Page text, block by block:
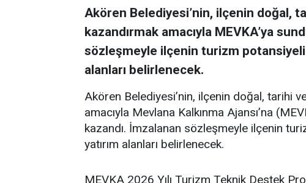
Akören Belediyesi’nin, ilçenin doğal,
kazandırmak amacıyla MEVKA’ya
sözleşmeyle ilçenin turizm
alanları belirlenecek.
Akören Belediyesi’nin, ilçenin doğal, tarihi
amacıyla Mevlana Kalkınma Ajansı’na
kazandı. İmzalanan sözleşmeyle ilçenin
yatırım alanları belirlenecek.
MEVKA 2026 Yılı Turizm Teknik Destek